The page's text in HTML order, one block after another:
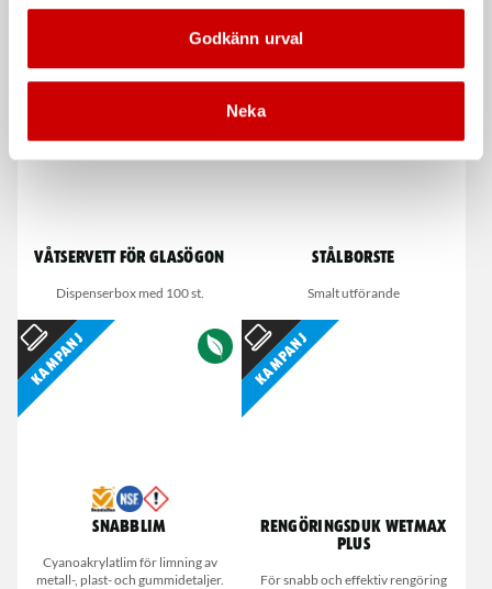
Godkänn urval
Neka
De som köpte, köpte även
Kampanj
Våtservett för glasögon
Dispenserbox med 100 st.
Stålborste
Smalt utförande
Kampanj
Snabblim
Cyanoakrylatlim för limning av
metall-, plast- och gummidetaljer.
Kampanj
Rengöringsduk Wetmax
Plus
För snabb och effektiv rengöring